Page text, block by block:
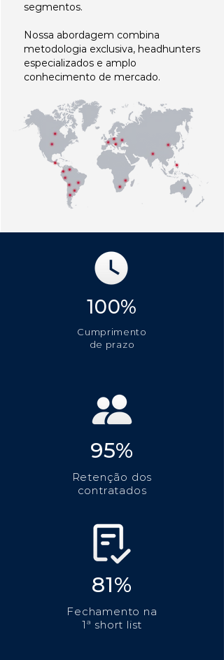
segmentos.
Nossa abordagem combina
metodologia exclusiva, headhunters
especializados e amplo
conhecimento de mercado.
100%
Cumprimento
de prazo
95%
Retenção dos
contratados
81%
Fechamento na
1ª short list